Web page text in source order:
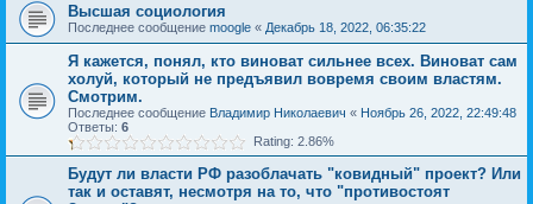
Высшая социология
Последнее сообщение moogle « Декабрь 18, 2022, 06:35:22
Я кажется, понял, кто виноват сильнее всех. Виноват сам
холуй, который не предъявил вовремя своим властям.
Смотрим.
Последнее сообщение Владимир Николаевич « Ноябрь 26, 2022, 22:49:48
Ответы: 6
Rating: 2.86%
Будут ли власти РФ разоблачать "ковидный" проект? Или
так и оставят, несмотря на то, что "противостоят